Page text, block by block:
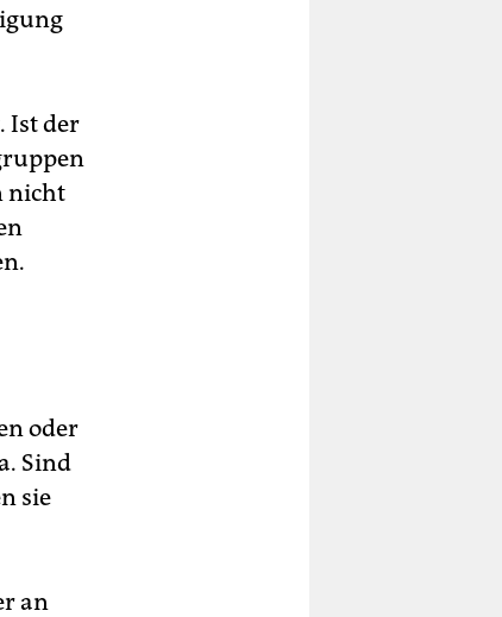
Ist der
nicht
oder
Sind
sie
an